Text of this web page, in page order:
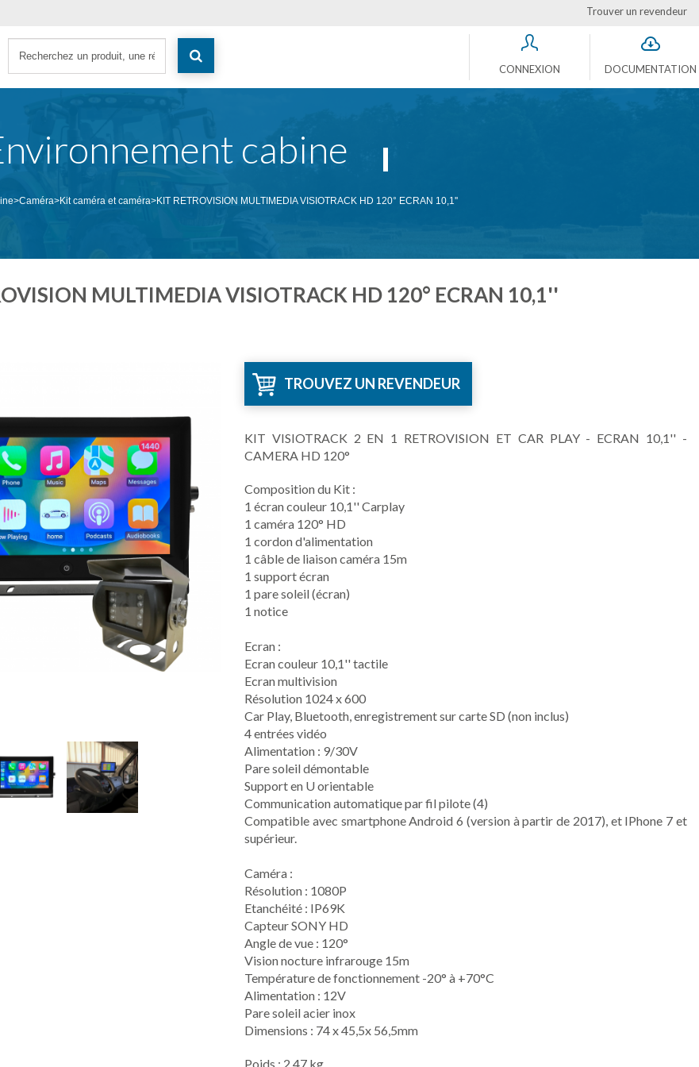
Trouver un revendeur
CONNEXION DOCUMENTATION
cabine
>Caméra>Kit caméra et caméra>KIT RETROVISION MULTIMEDIA VISIOTRACK HD 120° ECRAN 10,1''
MULTIMEDIA VISIOTRACK HD 120° ECRAN 10,1''
TROUVEZ UN REVENDEUR
KIT VISIOTRACK 2 EN 1 RETROVISION ET CAR PLAY - ECRAN 10,1'' -
CAMERA HD 120°
Composition du Kit :
1 écran couleur 10,1'' Carplay
1 caméra 120° HD
1 cordon d'alimentation
1 câble de liaison caméra 15m
1 support écran
1 pare soleil (écran)
1 notice
Ecran :
Ecran couleur 10,1'' tactile
Ecran multivision
Résolution 1024 x 600
Car Play, Bluetooth, enregistrement sur carte SD (non inclus)
4 entrées vidéo
Alimentation : 9/30V
Pare soleil démontable
Support en U orientable
Communication automatique par fil pilote (4)
Compatible avec smartphone Android 6 (version à partir de 2017), et IPhone 7 et
supérieur.
Caméra :
Résolution : 1080P
Etanchéité : IP69K
Capteur SONY HD
Angle de vue : 120°
Vision nocture infrarouge 15m
Température de fonctionnement -20° à +70°C
Alimentation : 12V
Pare soleil acier inox
Dimensions : 74 x 45,5x 56,5mm
Poids : 2.47 kg